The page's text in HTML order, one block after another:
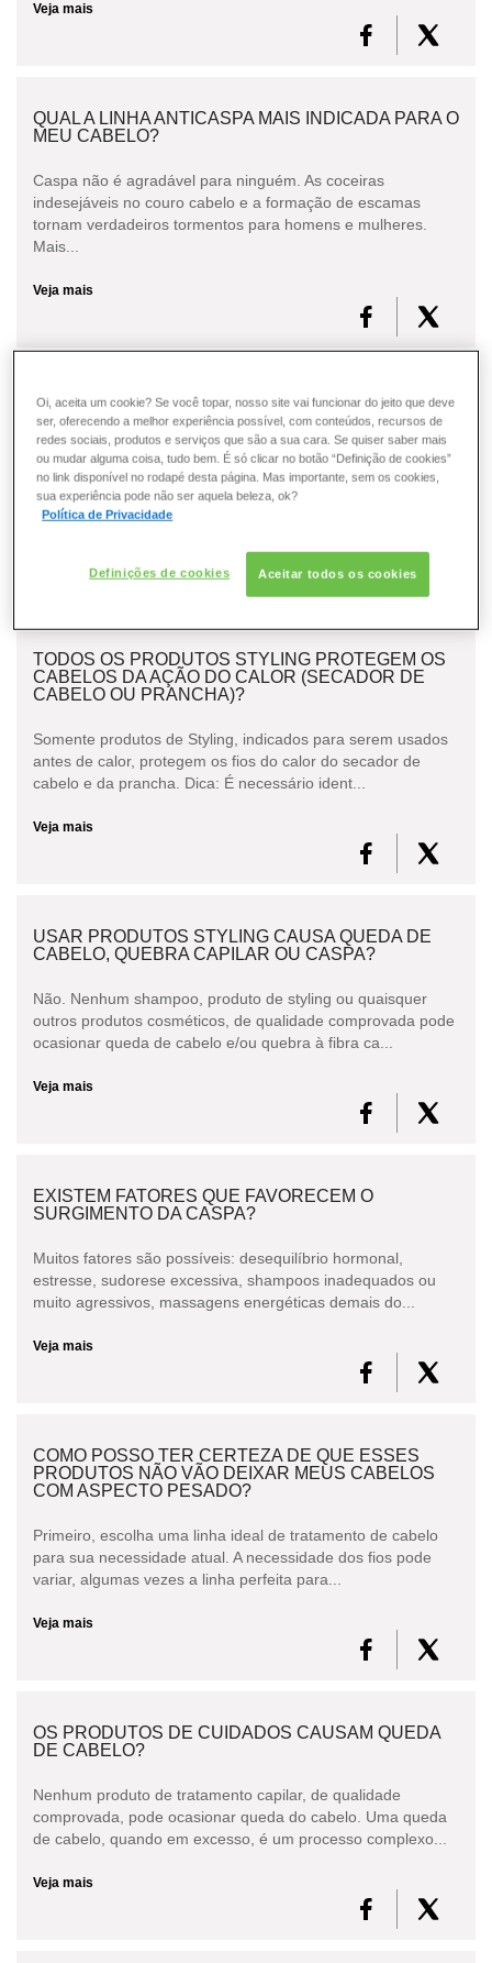
Veja mais
QUAL A LINHA ANTICASPA MAIS INDICADA PARA O
MEU CABELO?
Caspa não é agradável para ninguém. As coceiras
indesejáveis no couro cabelo e a formação de escamas
tornam verdadeiros tormentos para homens e mulheres.
Mais...
Veja mais
O QUE PODE SER FEITO PARA EVITAR A QUEDA
CAPILAR?
A queda natural de 80 a 100 fios por dia é comum a todas as
pessoas e não pode ser evitada. Podemos atuar sobre a
queda excessiva, que ultrapassa a queda natu...
TODOS OS PRODUTOS STYLING PROTEGEM OS
CABELOS DA AÇÃO DO CALOR (SECADOR DE
CABELO OU PRANCHA)?
Somente produtos de Styling, indicados para serem usados
antes de calor, protegem os fios do calor do secador de
cabelo e da prancha. Dica: É necessário ident...
Veja mais
USAR PRODUTOS STYLING CAUSA QUEDA DE
CABELO, QUEBRA CAPILAR OU CASPA?
Não. Nenhum shampoo, produto de styling ou quaisquer
outros produtos cosméticos, de qualidade comprovada pode
ocasionar queda de cabelo e/ou quebra à fibra ca...
Veja mais
EXISTEM FATORES QUE FAVORECEM O
SURGIMENTO DA CASPA?
Muitos fatores são possíveis: desequilíbrio hormonal,
estresse, sudorese excessiva, shampoos inadequados ou
muito agressivos, massagens energéticas demais do...
Veja mais
COMO POSSO TER CERTEZA DE QUE ESSES
PRODUTOS NÃO VÃO DEIXAR MEUS CABELOS
COM ASPECTO PESADO?
Primeiro, escolha uma linha ideal de tratamento de cabelo
para sua necessidade atual. A necessidade dos fios pode
variar, algumas vezes a linha perfeita para...
Veja mais
OS PRODUTOS DE CUIDADOS CAUSAM QUEDA
DE CABELO?
Nenhum produto de tratamento capilar, de qualidade
comprovada, pode ocasionar queda do cabelo. Uma queda
de cabelo, quando em excesso, é um processo complexo...
Veja mais
Oi, aceita um cookie? Se você topar, nosso site vai funcionar do jeito que deve
ser, oferecendo a melhor experiência possível, com conteúdos, recursos de
redes sociais, produtos e serviços que são a sua cara. Se quiser saber mais
ou mudar alguma coisa, tudo bem. É só clicar no botão “Definição de cookies”
no link disponível no rodapé desta página. Mas importante, sem os cookies,
sua experiência pode não ser aquela beleza, ok?
Política de Privacidade
Definições de cookies Aceitar todos os cookies